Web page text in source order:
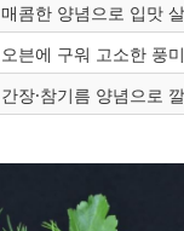
매콤한 양념으로 입맛
오븐에 구워 고소한 풍
간장·참기름 양념으로